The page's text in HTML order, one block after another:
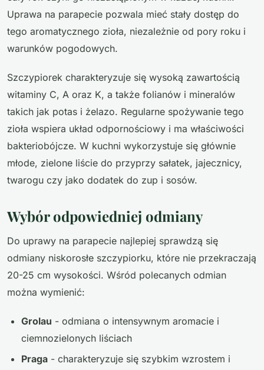
Uprawa na parapecie pozwala mieć stały dostęp do
tego aromatycznego zioła, niezależnie od pory roku i
warunków pogodowych.
Szczypiorek charakteryzuje się wysoką zawartością
witaminy C, A oraz K, a także folianów i mineralów
takich jak potas i żelazo. Regularne spożywanie tego
zioła wspiera układ odpornościowy i ma właściwości
bakteriobójcze. W kuchni wykorzystuje się głównie
młode, zielone liście do przyprzy sałatek, jajecznicy,
twarogu czy jako dodatek do zup i sosów.
Wybór odpowiedniej odmiany
Do uprawy na parapecie najlepiej sprawdzą się
odmiany niskorosłe szczypiorku, które nie przekraczają
20-25 cm wysokości. Wśród polecanych odmian
można wymienić:
Grolau - odmiana o intensywnym aromacie i
ciemnozielonych liściach
Praga - charakteryzuje się szybkim wzrostem i